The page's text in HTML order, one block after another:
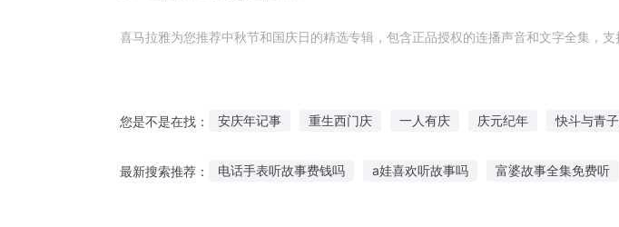
喜马拉雅为您推荐中秋节和国庆日的精选专辑，包含正品授权的连播声音和文字全集，
您是不是在找： 安庆年记事 重生西门庆 一人有庆 庆元纪年 快斗与青
最新搜索推荐： 电话手表听故事费钱吗 a娃喜欢听故事吗 富婆故事全集免费听